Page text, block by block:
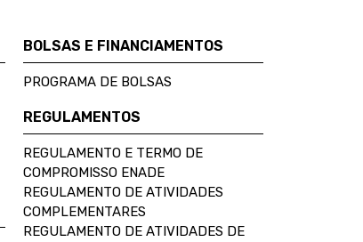
BOLSAS E FINANCIAMENTOS
PROGRAMA DE BOLSAS
REGULAMENTOS
REGULAMENTO E TERMO DE
COMPROMISSO ENADE
REGULAMENTO DE ATIVIDADES
COMPLEMENTARES
REGULAMENTO DE ATIVIDADES DE